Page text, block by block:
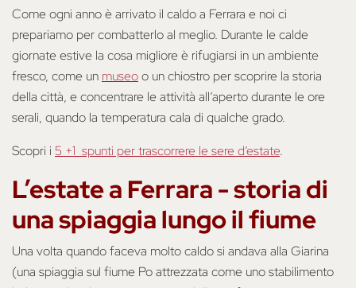
Come ogni anno è arrivato il caldo a Ferrara e noi ci
prepariamo per combatterlo al meglio. Durante le calde
giornate estive la cosa migliore è rifugiarsi in un ambiente
fresco, come un museoo un chiostro per scoprire la storia
della città, e concentrare le attività all’aperto durante le ore
serali, quando la temperatura cala di qualche grado.
Scopri i 5 +1 spunti per trascorrere le sere d’estate.
L’estate a Ferrara - storia di
una spiaggia lungo il fiume
Una volta quando faceva molto caldo si andava alla Giarina
(una spiaggia sul fiume Po attrezzata come uno stabilimento